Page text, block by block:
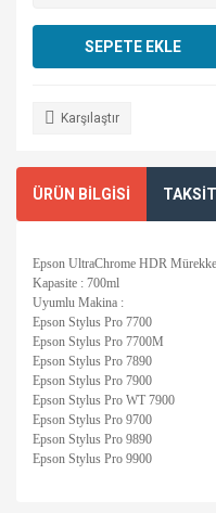
SEPETE EKLE
Karşılaştır
ÜRÜN BİLGİSİ
Epson UltraChrome HDR
Kapasite : 700ml
Uyumlu Makina :
Epson Stylus Pro 7700
Epson Stylus Pro 7700M
Epson Stylus Pro 7890
Epson Stylus Pro 7900
Epson Stylus Pro WT 7900
Epson Stylus Pro 9700
Epson Stylus Pro 9890
Epson Stylus Pro 9900